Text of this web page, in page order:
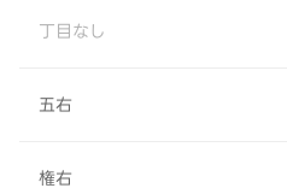
丁目なし
五右
権右